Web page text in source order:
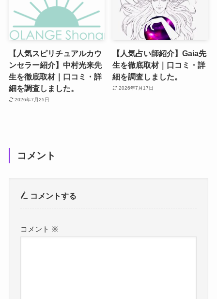
【人気スピリチュアルカウ
ンセラー紹介】中村光来先
生を徹底取材｜口コミ・詳
細を調査しました。
2026年7月25日
【人気占い師紹介】Gaia先
生を徹底取材｜口コミ・詳
細を調査しました。
2026年7月17日
コメント
コメントする
コメント ※